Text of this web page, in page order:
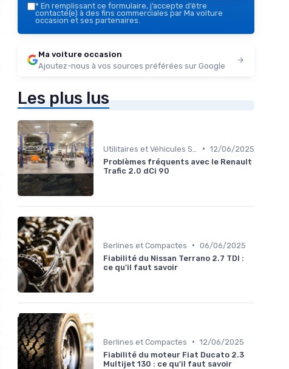
* En remplissant ce formulaire, j’accepte d’être
contacté(e) à des fins commerciales par Ma voiture
occasion et ses partenaires.
Ma voiture occasion
Ajoutez-nous à vos sources préférées sur Google
Les plus lus
• 12/06/2025
Problèmes fréquents avec le Renault
Trafic 2.0 dCi 90
Berlines et Compactes • 06/06/2025
Fiabilité du Nissan Terrano 2.7 TDI :
ce qu'il faut savoir
Berlines et Compactes • 12/06/2025
Fiabilité du moteur Fiat Ducato 2.3
Multijet 130 : ce qu'il faut savoir